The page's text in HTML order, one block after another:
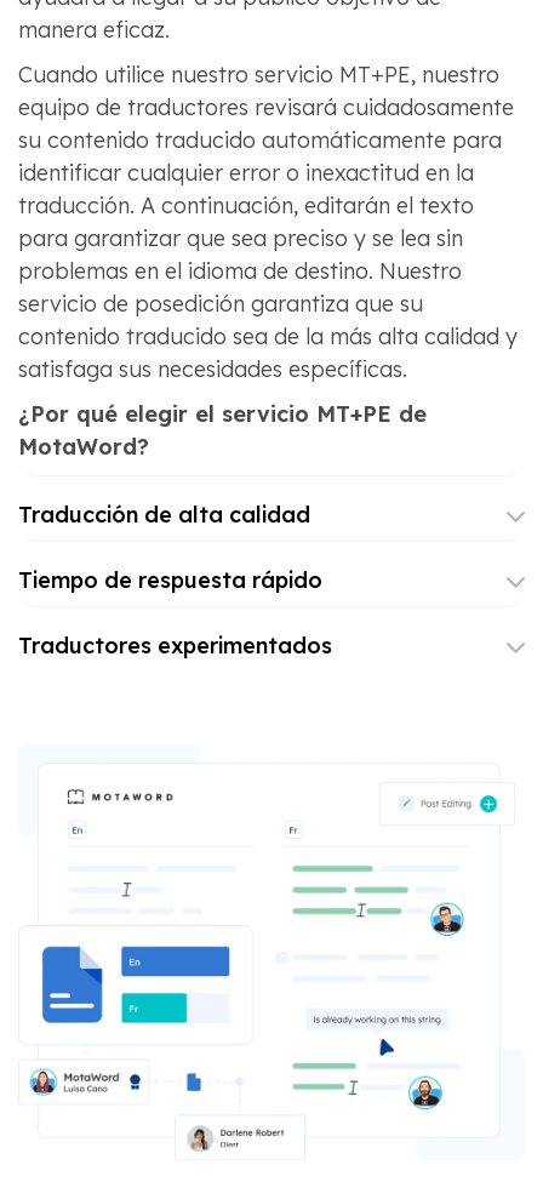
manera eficaz.
Cuando utilice nuestro servicio MT+PE, nuestro
equipo de traductores revisará cuidadosamente
su contenido traducido automáticamente para
identificar cualquier error o inexactitud en la
traducción. A continuación, editarán el texto
para garantizar que sea preciso y se lea sin
problemas en el idioma de destino. Nuestro
servicio de posedición garantiza que su
contenido traducido sea de la más alta calidad y
satisfaga sus necesidades específicas.
¿Por qué elegir el servicio MT+PE de
MotaWord?
Traducción de alta calidad
Tiempo de respuesta rápido
Traductores experimentados